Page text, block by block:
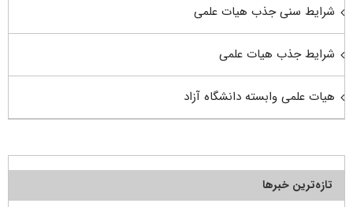
شرایط سنی جذب هیات علمی
شرایط جذب هیات علمی
هیات علمی وابسته دانشگاه آزاد
تازه‌ترین خبرها